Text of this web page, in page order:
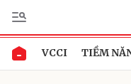
VCCI TIỀM
Gửi bình luận